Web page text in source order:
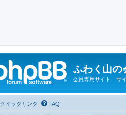
ふわく山の
会員専用サイト サ
クイックリンク FAQ